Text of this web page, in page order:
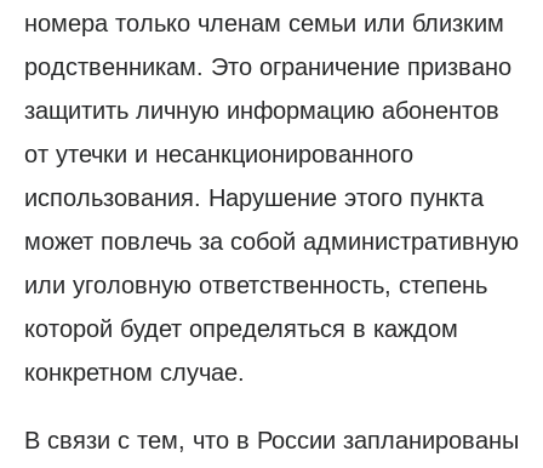
номера только членам семьи или близким
родственникам. Это ограничение призвано
защитить личную информацию абонентов
от утечки и несанкционированного
использования. Нарушение этого пункта
может повлечь за собой административную
или уголовную ответственность, степень
которой будет определяться в каждом
конкретном случае.
В связи с тем, что в России запланированы